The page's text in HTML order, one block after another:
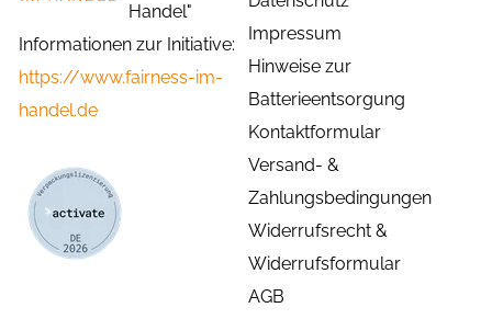
Handel"
Informationen zur Initiative:
https://www.fairness-im-
handel.de
Impressum
Hinweise zur
Batterieentsorgung
Kontaktformular
Versand- &
Zahlungsbedingungen
Widerrufsrecht &
Widerrufsformular
AGB